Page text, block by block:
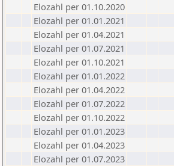
Elozahl per 01.10.2020
Elozahl per 01.01.2021
Elozahl per 01.04.2021
Elozahl per 01.07.2021
Elozahl per 01.10.2021
Elozahl per 01.01.2022
Elozahl per 01.04.2022
Elozahl per 01.07.2022
Elozahl per 01.10.2022
Elozahl per 01.01.2023
Elozahl per 01.04.2023
Elozahl per 01.07.2023